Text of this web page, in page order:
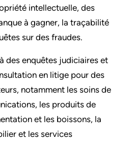
intellectuelle, des
à gagner, la traçabilité
sur des fraudes.
des enquêtes judiciaires et
en litige pour des
notamment les soins de
les produits de
et les boissons, la
et les services